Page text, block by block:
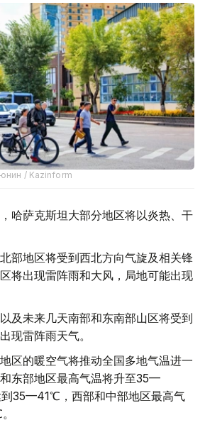
/ Kazinform
哈萨克斯坦大部分地区将以炎热、干
部地区将受到西北方向气旋及相关锋
将出现雷阵雨和大风，局地可能出现
及未来几天南部和东南部山区将受到
现雷阵雨天气。
区的暖空气将推动全国多地气温进一
东部地区最高气温将升至35—
35—41℃，西部和中部地区最高气